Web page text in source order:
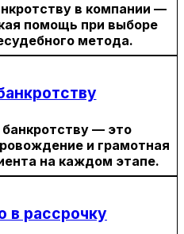
в компании —
помощь при выборе
метода.
— это
и грамотная
на каждом этапе.
в рассрочку